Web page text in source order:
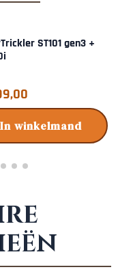
ST101 gen3 +
In winkelmand